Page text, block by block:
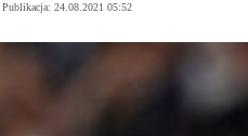
Publikacja: 24.08.2021 05:52